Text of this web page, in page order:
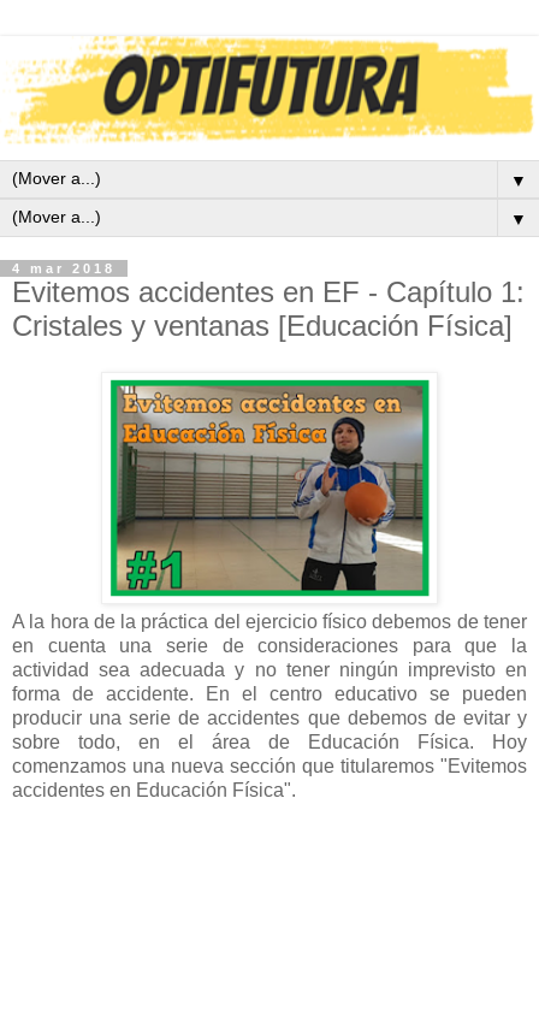
▼
▼
4 mar 2018
Evitemos accidentes en EF - Capítulo 1:
Cristales y ventanas [Educación Física]
A la hora de la práctica del ejercicio físico debemos de tener
en cuenta una serie de consideraciones para que la
actividad sea adecuada y no tener ningún imprevisto en
forma de accidente. En el centro educativo se pueden
producir una serie de accidentes que debemos de evitar y
sobre todo, en el área de Educación Física. Hoy
comenzamos una nueva sección que titularemos "Evitemos
accidentes en Educación Física".